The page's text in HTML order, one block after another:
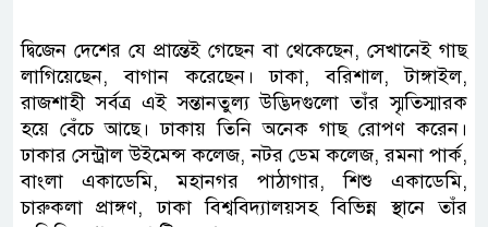
দ্বিজেন দেশের যে প্রান্তেই গেছেন বা থেকেছেন, সেখানেই গাছ
লাগিয়েছেন, বাগান করেছেন। ঢাকা, বরিশাল, টাঙ্গাইল,
রাজশাহী সর্বত্র এই সন্তানতুল্য উদ্ভিদগুলো তাঁর স্মৃতিস্মারক
হয়ে বেঁচে আছে। ঢাকায় তিনি অনেক গাছ রোপণ করেন।
ঢাকার সেন্ট্রাল উইমেন্স কলেজ, নটর ডেম কলেজ, রমনা পার্ক,
বাংলা একাডেমি, মহানগর পাঠাগার, শিশু একাডেমি,
চারুকলা প্রাঙ্গণ, ঢাকা বিশ্ববিদ্যালয়সহ বিভিন্ন স্থানে তাঁর